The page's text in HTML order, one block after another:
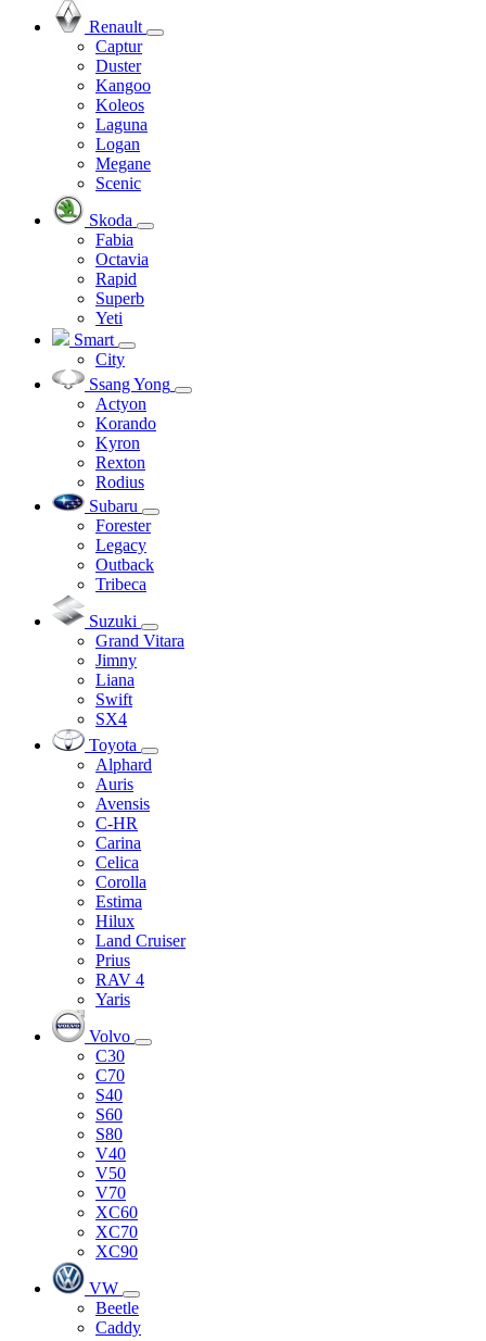
Renault
Captur
Duster
Kangoo
Koleos
Laguna
Logan
Megane
Scenic
Skoda
Fabia
Octavia
Rapid
Superb
Yeti
Smart
City
Ssang Yong
Actyon
Korando
Kyron
Rexton
Rodius
Subaru
Forester
Legacy
Outback
Tribeca
Suzuki
Grand Vitara
Jimny
Liana
Swift
SX4
Toyota
Alphard
Auris
Avensis
C-HR
Carina
Celica
Corolla
Estima
Hilux
Land Cruiser
Prius
RAV 4
Yaris
Volvo
C30
C70
S40
S60
S80
V40
V50
V70
XC60
XC70
XC90
VW
Beetle
Caddy